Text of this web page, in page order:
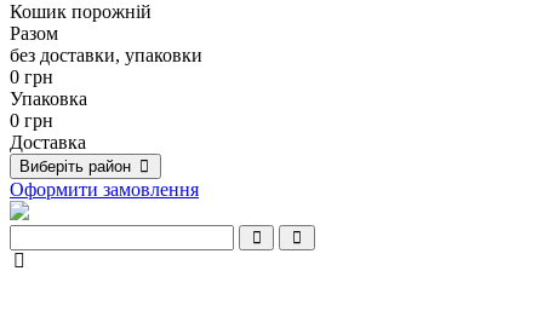
Кошик порожній
Разом
без доставки, упаковки
0 грн
Упаковка
0 грн
Доставка
Виберіть район
Оформити замовлення